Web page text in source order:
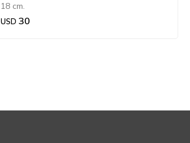
18 cm.
USD 30